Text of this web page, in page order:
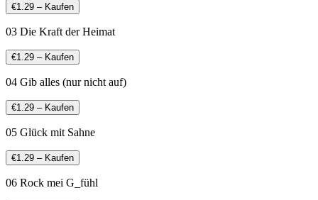
€1.29 – Kaufen
03 Die Kraft der Heimat
€1.29 – Kaufen
04 Gib alles (nur nicht auf)
€1.29 – Kaufen
05 Glück mit Sahne
€1.29 – Kaufen
06 Rock mei G_fühl